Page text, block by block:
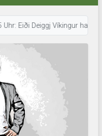
Deiggj Víkingur hat die